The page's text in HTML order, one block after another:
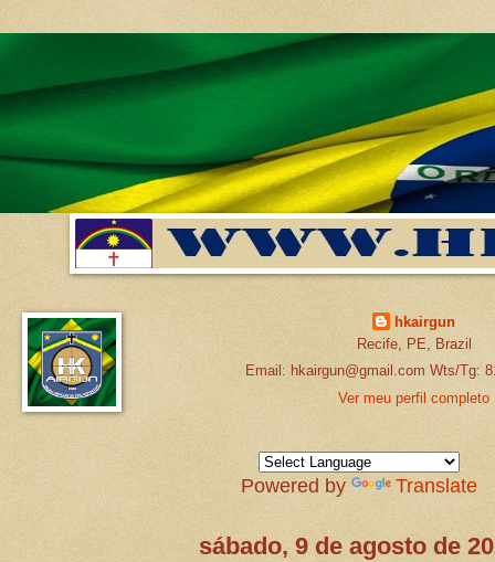
hkairgun
Recife, PE, Brazil
Email: hkairgun@gmail.com Wts/Tg:
Ver meu perfil completo
Powered by Translate
sábado, 9 de agosto de